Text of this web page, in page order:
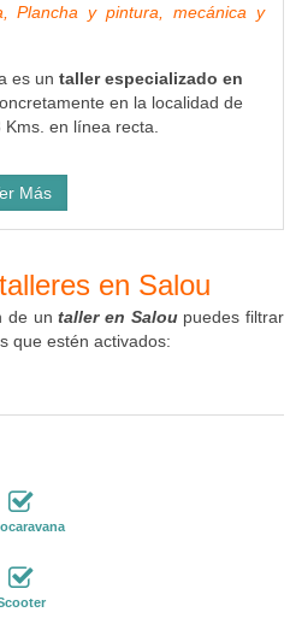
Plancha y pintura, mecánica y
es un taller especializado en
en la localidad de
en línea recta.
Más
en Salou
de untaller en Saloupuedes filtrar
que estén activados: